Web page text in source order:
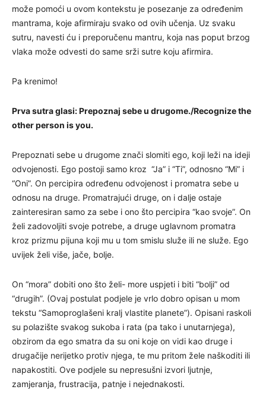
može pomoći u ovom kontekstu je posezanje za određenim
mantrama, koje afirmiraju svako od ovih učenja. Uz svaku
sutru, navesti ću i preporučenu mantru, koja nas poput brzog
vlaka može odvesti do same srži sutre koju afirmira.
Pa krenimo!
Prva sutra glasi: Prepoznaj sebe u drugome./Recognize the
other person is you.
Prepoznati sebe u drugome znači slomiti ego, koji leži na ideji
odvojenosti. Ego postoji samo kroz “Ja” i “Ti”, odnosno “Mi” i
“Oni”. On percipira određenu odvojenost i promatra sebe u
odnosu na druge. Promatrajući druge, on i dalje ostaje
zainteresiran samo za sebe i ono što percipira “kao svoje”. On
želi zadovoljiti svoje potrebe, a druge uglavnom promatra
kroz prizmu pijuna koji mu u tom smislu služe ili ne služe. Ego
uvijek želi više, jače, bolje.
On “mora” dobiti ono što želi- more uspjeti i biti “bolji” od
“drugih”. (Ovaj postulat podjele je vrlo dobro opisan u mom
tekstu “Samoproglašeni kralj vlastite planete”). Opisani raskoli
su polazište svakog sukoba i rata (pa tako i unutarnjega),
obzirom da ego smatra da su oni koje on vidi kao druge i
drugačije nerijetko protiv njega, te mu pritom žele naškoditi ili
napakostiti. Ove podjele su nepresušni izvori ljutnje,
zamjeranja, frustracija, patnje i nejednakosti.